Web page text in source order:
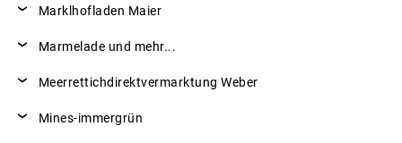
Marklhofladen Maier
Marmelade und mehr...
Meerrettichdirektvermarktung Weber
Mines-immergrün